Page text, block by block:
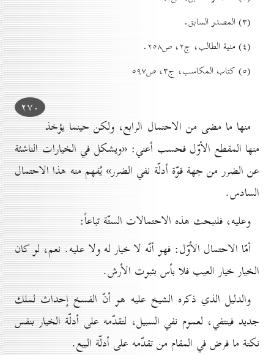
(۳) المصدر السابق.
(٤) منية الطالب، ج۲، ص۲٥۸.
(٥) کتاب المكاسب، ج۳، ص٥۹۷
۲۷٠
منها ما مضى من الاحتمال الرابع، ولكن حينما يؤخذ
منها المقطع الأوّل فحسب أعني: «ويشكل في الخيارات الناشئة
عن الضرر من جهة قوّة أدلّة نفي الضرر» يُفهم منه هذا الاحتمال
السادس.
وعليه، فلنبحث هذه الاحتمالات الستّة تباعاً:
أمّا الاحتمال الأوّل: فهو أنّه لا خيار له ولا عليه. نعم، لو كان
الخيار خيار العيب فلا بأس بثبوت الأرش.
والدليل الذي ذكره الشيخ عليه هو أنّ الفسخ إحداث لملك
جديد فينتفي، لعموم نفي السبيل، لتقدّمه على أدلّة الخيار بنفس
نكتة ما فرض في المقام من تقدّمه على أدلّة البيع.